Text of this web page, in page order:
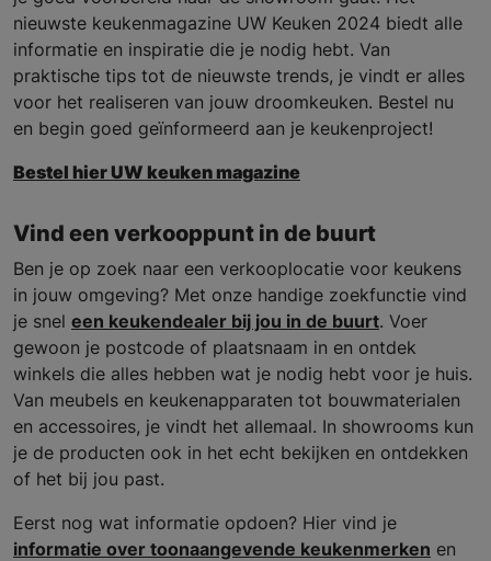
nieuwste keukenmagazine UW Keuken 2024 biedt alle
informatie en inspiratie die je nodig hebt. Van
praktische tips tot de nieuwste trends, je vindt er alles
voor het realiseren van jouw droomkeuken. Bestel nu
en begin goed geïnformeerd aan je keukenproject!
Bestel hier UW keuken magazine
Vind een verkooppunt in de buurt
Ben je op zoek naar een verkooplocatie voor keukens
in jouw omgeving? Met onze handige zoekfunctie vind
je snel een keukendealer bij jou in de buurt. Voer
gewoon je postcode of plaatsnaam in en ontdek
winkels die alles hebben wat je nodig hebt voor je huis.
Van meubels en keukenapparaten tot bouwmaterialen
en accessoires, je vindt het allemaal. In showrooms kun
je de producten ook in het echt bekijken en ontdekken
of het bij jou past.
Eerst nog wat informatie opdoen? Hier vind je
informatie over toonaangevende keukenmerken en